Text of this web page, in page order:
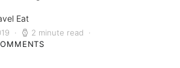
Eat
2 minute read